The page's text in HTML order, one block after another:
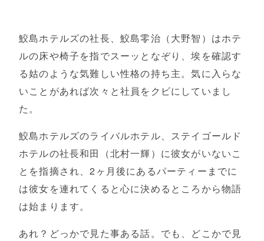
鮫島ホテルズの社長、鮫島零治（大野智）はホテ
ルの床や椅子を指でスーッとなぞり、埃を確認す
る姑のような気難しい性格の持ち主。気に入らな
いことがあれば次々と社員をクビにしていまし
た。
鮫島ホテルズのライバルホテル、ステイゴールド
ホテルの社長和田（北村一輝）に彼女がいないこ
とを指摘され、2ヶ月後にあるパーティーまでに
は彼女を連れてくると心に決めるところから物語
は始まります。
あれ？どっかで見た事ある話。でも、どこかで見